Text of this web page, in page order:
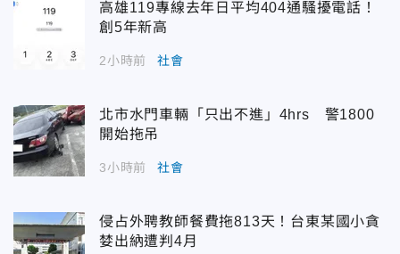
高雄119專線去年日平均404通騷擾電話！
創5年新高
2小時前 社會
北市水門車輛「只出不進」4hrs 警1800
開始拖吊
3小時前 社會
侵占外聘教師餐費拖813天！台東某國小貪
婪出納遭判4月